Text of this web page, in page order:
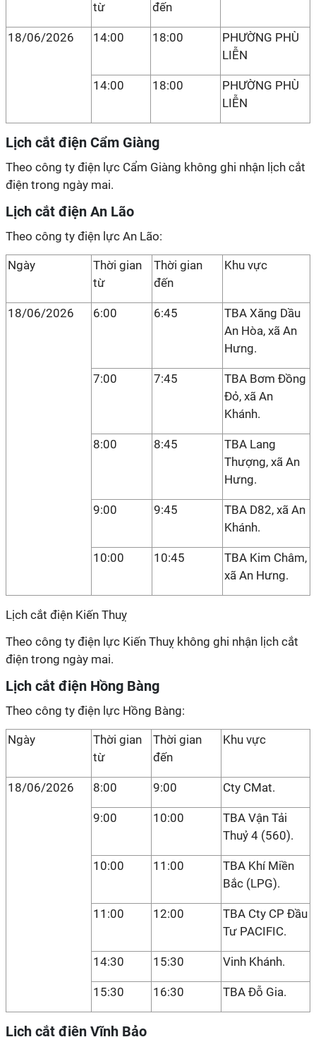
từ đến
18/06/2026 14:00 18:00
PHƯỜNG PHÙ
LIỄN
14:00 18:00
PHƯỜNG PHÙ
LIỄN
Lịch cắt điện Cẩm Giàng
Theo công ty điện lực Cẩm Giàng không ghi nhận lịch cắt
điện trong ngày mai.
Lịch cắt điện An Lão
Theo công ty điện lực An Lão:
Ngày
Thời gian
từ
Thời gian
đến
Khu vực
18/06/2026 6:00 6:45
TBA Xăng Dầu
An Hòa, xã An
Hưng.
7:00 7:45
TBA Bơm Đồng
Đỏ, xã An
Khánh.
8:00 8:45
TBA Lang
Thượng, xã An
Hưng.
9:00 9:45
TBA D82, xã An
Khánh.
10:00 10:45
TBA Kim Châm,
xã An Hưng.
Lịch cắt điện Kiến Thuỵ
Theo công ty điện lực Kiến Thuỵ không ghi nhận lịch cắt
điện trong ngày mai.
Lịch cắt điện Hồng Bàng
Theo công ty điện lực Hồng Bàng:
Ngày
Thời gian
từ
Thời gian
đến
Khu vực
18/06/2026 8:00 9:00 Cty CMat.
9:00 10:00
TBA Vận Tải
Thuỷ 4 (560).
10:00 11:00
TBA Khí Miền
Bắc (LPG).
11:00 12:00
TBA Cty CP Đầu
Tư PACIFIC.
14:30 15:30 Vinh Khánh.
15:30 16:30 TBA Đỗ Gia.
Lịch cắt điện Vĩnh Bảo